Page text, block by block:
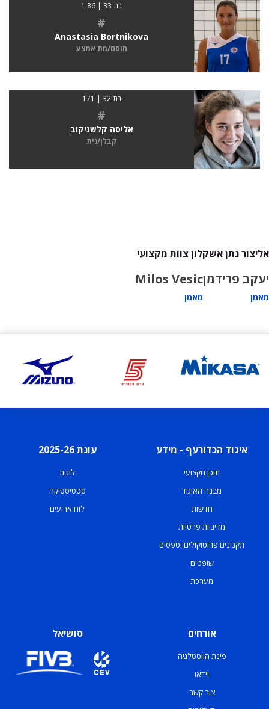
בת 33 | 1.86
#
Anastasia Bortnikova
חוסם/מת אמצע
בת 32 | 171
#
אליסה קלשניקוב
קבלן/נית
אליצור נתן אשקלון צוות מקצועי
יעקב פרידמן
מאמן
Milos Vesic
מאמן
איגוד הכדורעף - מידע
תוכן מקצועי
מבנה האיגוד
חדשות
מדיניות פרטיות
תקנונים פרוטוקולים וטפסים
שופטים
מערכת
עונת 2025-26
ליגות
סטטיסטיקה
לוח ארועים
אורחים
פינת הווסטלגיה
וידאו
צור קשר
סושיאל